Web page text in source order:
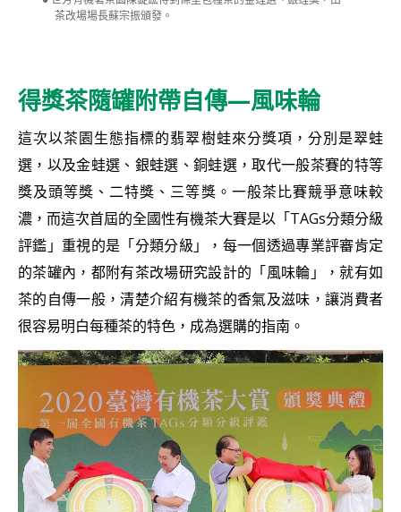
茶改場場長蘇宗振頒發。
得獎茶隨罐附帶自傳—風味輪
這次以茶園生態指標的翡翠樹蛙來分獎項，分別是翠蛙
選，以及金蛙選、銀蛙選、銅蛙選，取代一般茶賽的特等
獎及頭等獎、二特獎、三等獎。一般茶比賽競爭意味較
濃，而這次首屆的全國性有機茶大賽是以「TAGs分類分級
評鑑」重視的是「分類分級」，每一個透過專業評審肯定
的茶罐內，都附有茶改場研究設計的「風味輪」，就有如
茶的自傳一般，清楚介紹有機茶的香氣及滋味，讓消費者
很容易明白每種茶的特色，成為選購的指南。